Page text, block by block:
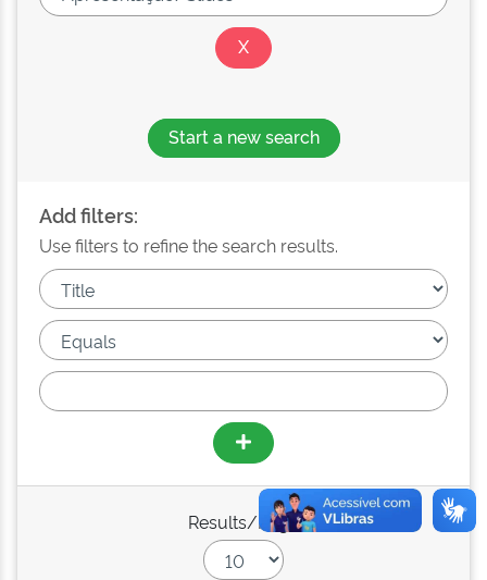
Start a new search
Add filters:
Use filters to refine the search results.
Results/Page